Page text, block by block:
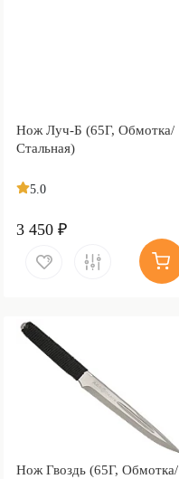
Нож Луч-Б (65Г, Обмотка/
Стальная)
5.0
3 450 ₽
Нож Гвоздь (65Г, Обмотка/